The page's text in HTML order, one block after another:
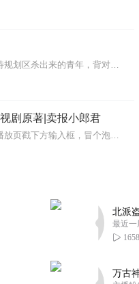
【内容简介】灾变过后，大地满目疮痍。粮食匮乏，资源紧俏，局势混乱……一位从待规划区杀出来的青年，背对着漫天黄沙，孤身来到九区谋生，却不曾想偶然结识三五好友，一念...
剧原著|卖报小郎君
【冒泡有奖】听说杨千幻那厮要与我一较高下，我许七安要开始装叉了！快进入声音播放页戳下方输入框，冒个泡偷偷告诉我，我要用哪些诗词才能胜过他？说得好的，有赏！202...
北派
最近一
万古